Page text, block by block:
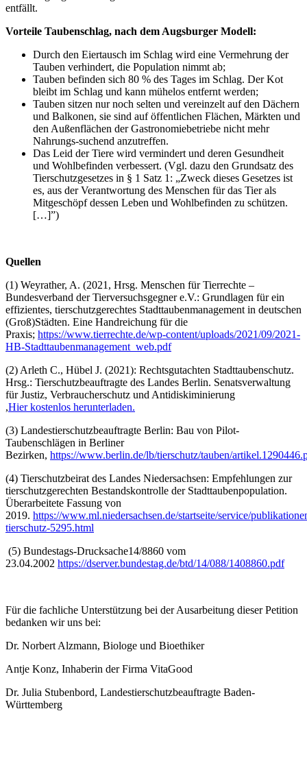
entfällt.
Vorteile Taubenschlag, nach dem Augsburger Modell:
Durch den Eiertausch im Schlag wird eine Vermehrung der
Tauben verhindert, die Population nimmt ab;
Tauben befinden sich 80 % des Tages im Schlag. Der Kot
bleibt im Schlag und kann mühelos entfernt werden;
Tauben sitzen nur noch selten und vereinzelt auf den Dächern
und Balkonen, sie sind auf öffentlichen Flächen, Märkten und
den Außenflächen der Gastronomiebetriebe nicht mehr
Nahrungs-suchend anzutreffen.
Das Leid der Tiere wird vermindert und deren Gesundheit
und Wohlbefinden verbessert. (Vgl. dazu den Grundsatz des
Tierschutzgesetzes in § 1 Satz 1: „Zweck dieses Gesetzes ist
es, aus der Verantwortung des Menschen für das Tier als
Mitgeschöpf dessen Leben und Wohlbefinden zu schützen.
[…]”)
Quellen
(1) Weyrather, A. (2021, Hrsg. Menschen für Tierrechte –
Bundesverband der Tierversuchsgegner e.V.: Grundlagen für ein
effizientes, tierschutzgerechtes Stadttaubenmanagement in deutschen
(Groß)Städten. Eine Handreichung für die
Praxis; https://www.tierrechte.de/wp-content/uploads/2021/09/2021-
HB-Stadttaubenmanagement_web.pdf
(2) Arleth C., Hübel J. (2021): Rechtsgutachten Stadttaubenschutz.
Hrsg.: Tierschutzbeauftragte des Landes Berlin. Senatsverwaltung
für Justiz, Verbraucherschutz und Antidiskiminierung
,Hier kostenlos herunterladen.
(3) Landestierschutzbeauftragte Berlin: Bau von Pilot-
Taubenschlägen in Berliner
Bezirken, https://www.berlin.de/lb/tierschutz/tauben/
(4) Tierschutzbeirat des Landes Niedersachsen: Empfehlungen zur
tierschutzgerechten Bestandskontrolle der Stadttaubenpopulation.
Überarbeitete Fassung von
2019. https://www.ml.niedersachsen.de/startseite/service/
tierschutz-5295.html
(5) Bundestags-Drucksache14/8860 vom
23.04.2002 https://dserver.bundestag.de/btd/14/088/1408860.pdf
Für die fachliche Unterstützung bei der Ausarbeitung dieser Petition
bedanken wir uns bei:
Dr. Norbert Alzmann, Biologe und Bioethiker
Antje Konz, Inhaberin der Firma VitaGood
Dr. Julia Stubenbord, Landestierschutzbeauftragte Baden-
Württemberg